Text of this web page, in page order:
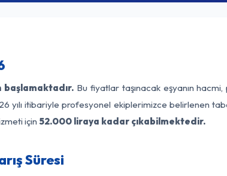
Bu fiyatlar taşınacak eşyanın
yılı itibariyle profesyonel ekiplerimizce belirlenen
için 52.000 liraya kadar çıkabilmektedir.
Süresi